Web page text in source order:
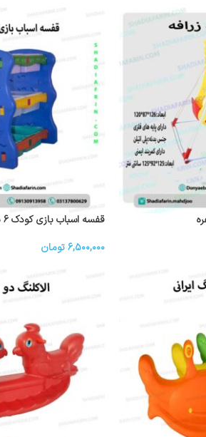
قفسه اسباب بازی کودک ۶ باکس
۶,۵۰۰,۰۰۰ تومان